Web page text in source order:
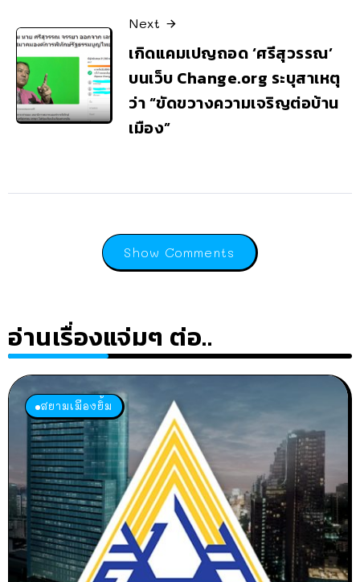
Next
เกิดแคมเปญถอด ‘ศรีสุวรรณ’
บนเว็บ Change.org ระบุสาเหตุ
ว่า “ขัดขวางความเจริญต่อบ้าน
เมือง”
Show Comments
อ่านเรื่องแจ่มๆ ต่อ..
สยามเมืองยิ้ม